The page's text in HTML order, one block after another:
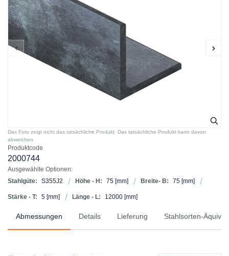
Produktcode
2000744
Ausgewählte Optionen:
Stahlgüte:
S355J2 Höhe - H: 75 [mm] Breite- B: 75 [mm]
Stärke - T: 5 [mm] Länge - L: 12000 [mm]
Das Foto zeigt nicht das tatsächliche Produkt. Das tatsächliche Produkt kann davon
abweichen.
Abmessungen Details Lieferung Stahlsorten-